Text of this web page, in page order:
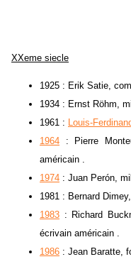
XXeme siecle
1925 : Erik Satie,
1934 : Ernst Röhm,
1961 : Louis-
1964 : Pierre
américain .
1974 : Juan Perón,
1981 : Bernard
1983 : Richard
écrivain américain .
1986 : Jean Baratte,